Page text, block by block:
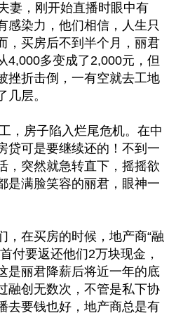
妻，刚开始直播时眼中有
感染力，他们相信，人生只
，买房后不到半个月，丽君
4,000多变成了2,000元，但
挫折击倒，一有空就去工地
几层。
，房子陷入烂尾危机。在中
贷可是要继续还的！不到一
，突然就急转直下，摇摇欲
是满脸笑容的丽君，眼神一
，在买房的时候，地产商“融
付要返还他们2万块现金，
是丽君降薪后将近一年的底
融创无数次，不管是私下协
去要钱也好，地产商总是有